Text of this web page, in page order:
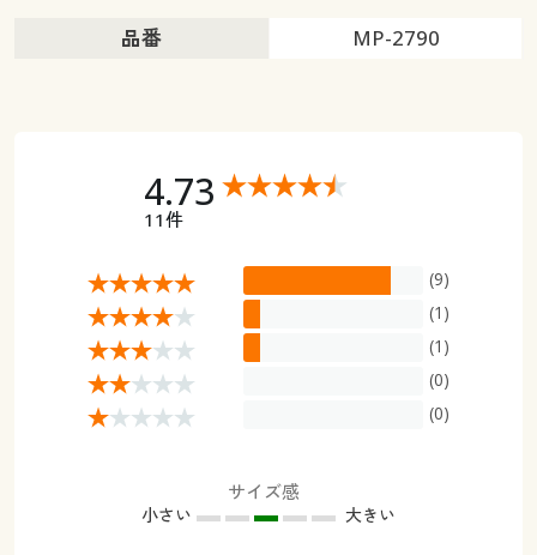
品番 MP-2790
4.73
11件
(9)
(1)
(1)
(0)
(0)
サイズ感
小さい 大きい